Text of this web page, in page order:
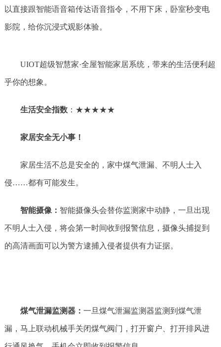
以直接跟智能语音箱传达语音指令，不用下床，卧室秒变电
影院，给你沉浸式观影体验。
UIOT超级智慧家·全屋智能家居系统，带来的生活便利超
乎你的想象。
生活安全指数：★★★★★
家居安全无小事！
家居生活不总是安全的，家中煤气泄漏、不明人士入
侵……都有可能发生。
智能摄像： 智能摄像头会替你监测家中动静，一旦出现
不明人士入侵，将会第一时间收到报警信息，摄像头捕捉到
的高清画面可以为警方逮捕入侵者提供有力证据。
煤气泄漏监测器： 一旦煤气泄漏监测器监测到煤气泄
漏，马上联动机械手关闭煤气阀门，打开窗户、打开排风进